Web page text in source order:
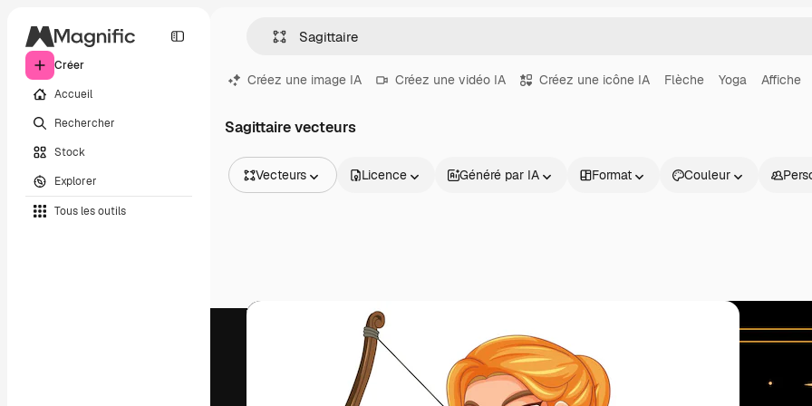
Créer
Accueil
Rechercher
Stock
Explorer
Tous les outils
Créez une image IA Créez une vidéo IA Créez une icône IA Flèche Yoga Affiche
Sagittaire vecteurs
Vecteurs
Vidéos
Licence Généré par IA Format Couleur
Produits Commencer